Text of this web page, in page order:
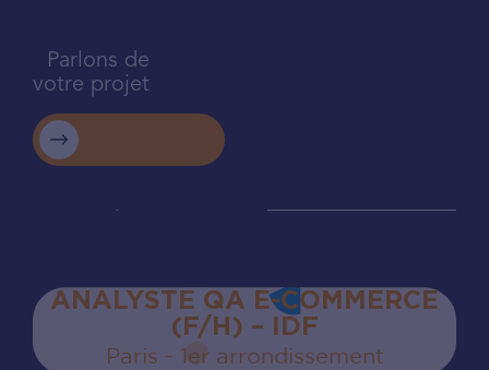
Parlons de
votre projet
ANALYSTE QA E-COMMERCE
(F/H) – IDF
Paris - 1er arrondissement